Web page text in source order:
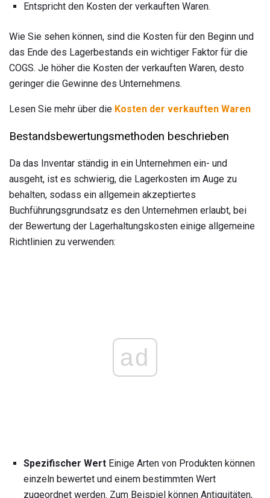
Entspricht den Kosten der verkauften Waren.
Wie Sie sehen können, sind die Kosten für den Beginn und
das Ende des Lagerbestands ein wichtiger Faktor für die
COGS. Je höher die Kosten der verkauften Waren, desto
geringer die Gewinne des Unternehmens.
Lesen Sie mehr über die Kosten der verkauften Waren
Bestandsbewertungsmethoden beschrieben
Da das Inventar ständig in ein Unternehmen ein- und
ausgeht, ist es schwierig, die Lagerkosten im Auge zu
behalten, sodass ein allgemein akzeptiertes
Buchführungsgrundsatz es den Unternehmen erlaubt, bei
der Bewertung der Lagerhaltungskosten einige allgemeine
Richtlinien zu verwenden:
ad
Spezifischer Wert Einige Arten von Produkten können
einzeln bewertet und einem bestimmten Wert
zugeordnet werden. Zum Beispiel können Antiquitäten,